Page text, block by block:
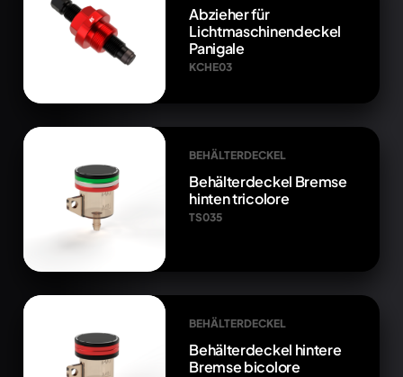
Abzieher für
Lichtmaschinendeckel
Panigale
KCHE03
BEHÄLTERDECKEL
Behälterdeckel Bremse
hinten tricolore
TS035
BEHÄLTERDECKEL
Behälterdeckel hintere
Bremse bicolore